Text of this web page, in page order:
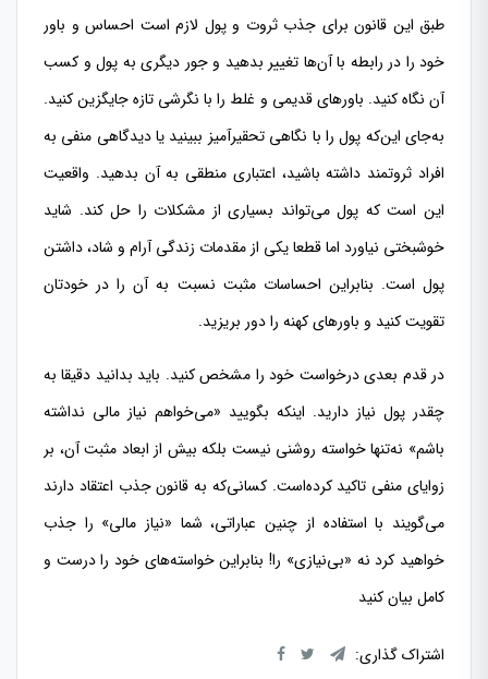
طبق این قانون برای جذب ثروت و پول لازم است احساس و باور
خود را در رابطه با آن‌ها تغییر بدهید و جور دیگری به پول و کسب
آن نگاه کنید. باورهای قدیمی و غلط را با نگرشی تازه جایگزین کنید.
به‌جای این‌که پول را با نگاهی تحقیرآمیز ببینید یا دیدگاهی منفی به
افراد ثروتمند داشته باشید، اعتباری منطقی به آن بدهید. واقعیت
این است که پول می‌تواند بسیاری از مشکلات را حل کند. شاید
خوشبختی نیاورد اما قطعا یکی از مقدمات زندگی آرام و شاد، داشتن
پول است. بنابراین احساسات مثبت نسبت به آن را در خودتان
تقویت کنید و باورهای کهنه را دور بریزید.
در قدم بعدی درخواست خود را مشخص کنید. باید بدانید دقیقا به
چقدر پول نیاز دارید. اینکه بگویید «می‌خواهم نیاز مالی نداشته
باشم» نه‌تنها خواسته روشنی نیست بلکه بیش از ابعاد مثبت آن، بر
زوایای منفی تاکید کرده‌است. کسانی‌که به قانون جذب اعتقاد دارند
می‌گویند با استفاده از چنین عباراتی، شما «نیاز مالی» را جذب
خواهید کرد نه «بی‌نیازی» را! بنابراین خواسته‌های خود را درست و
کامل بیان کنید
اشتراک گذاری: